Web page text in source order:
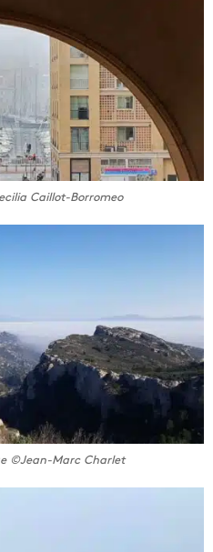
Caillot-Borromeo
©Jean-Marc Charlet